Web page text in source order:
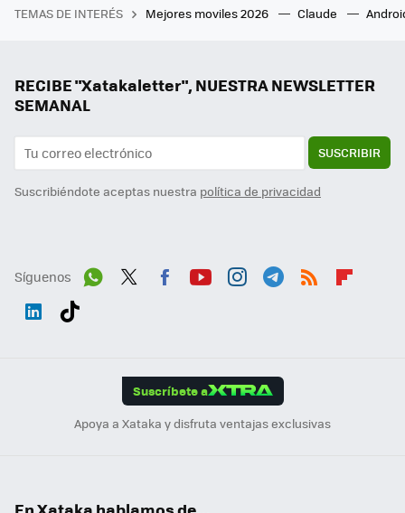
TEMAS DE INTERÉS Mejores moviles 2026 Claude
RECIBE "Xatakaletter", NUESTRA NEWSLETTER
SEMANAL
SUSCRIBIR
Suscribiéndote aceptas nuestra política de privacidad
Síguenos
Suscríbete a
Apoya a Xataka y disfruta ventajas exclusivas